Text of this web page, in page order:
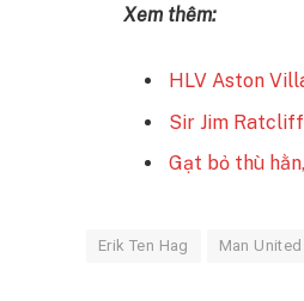
Xem thêm:
HLV Aston
Sir Jim
Gạt bỏ thù
Erik Ten Hag Man United